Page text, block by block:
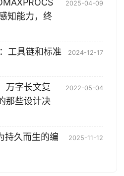
知能力，终
2025-04-09
工具链和标准
2024-12-17
万字长文复
那些设计决
2022-05-04
持久而生的编
2025-11-12